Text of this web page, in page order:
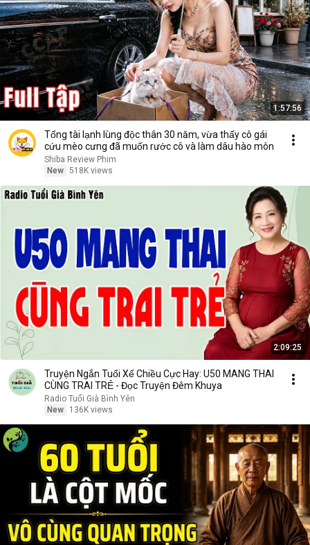
1:57:56
Tổng tài lạnh lùng độc thân 30 năm, vừa thấy cô gái
cứu mèo cưng đã muốn rước cô và làm dâu hào môn
Shiba Review Phim
New 518K views
2:09:25
Truyện Ngắn Tuổi Xế Chiều Cực Hay: U50 MANG THAI
CÙNG TRAI TRẺ - Đọc Truyện Đêm Khuya
Radio Tuổi Già Bình Yên
New
136K views